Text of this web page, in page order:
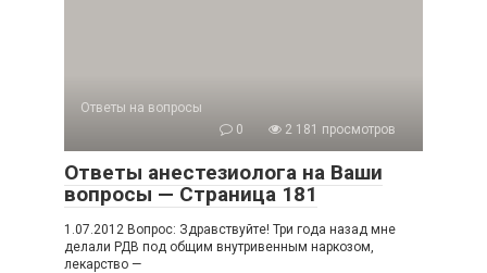
Ответы на вопросы
0
2 181 просмотров
Ответы анестезиолога на Ваши
вопросы — Страница 181
1.07.2012 Вопрос: Здравствуйте! Три года назад мне
делали РДВ под общим внутривенным наркозом,
лекарство —